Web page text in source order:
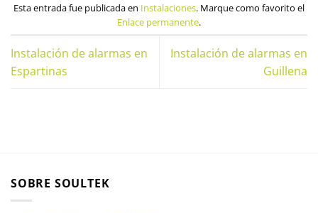
Esta entrada fue publicada en Instalaciones. Marque como favorito el
Enlace permanente.
Instalación de alarmas en
Espartinas
Instalación de alarmas en
Guillena
SOBRE SOULTEK